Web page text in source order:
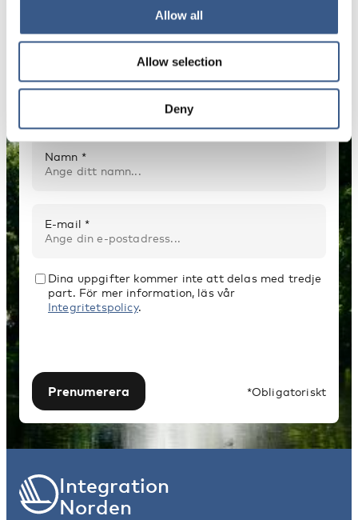
Allow all
Allow selection
Deny
Få nyhetsbrev och aviseringar om nya
publikationer, evenemang och statistik.
Namn *
E-mail *
Dina uppgifter kommer inte att delas med tredje
part. För mer information, läs vår
Integritetspolicy.
Prenumerera *Obligatoriskt
Integration
Norden